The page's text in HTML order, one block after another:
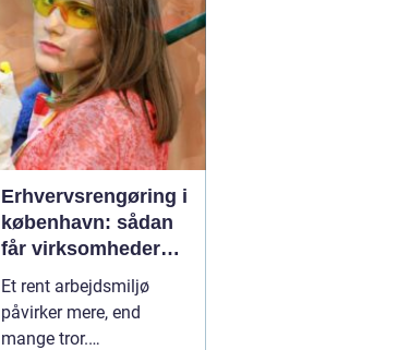
Erhvervsrengøring i
københavn: sådan
får virksomheder
mere ud af
hverdagen
Et rent arbejdsmiljø
påvirker mere, end
mange tror.